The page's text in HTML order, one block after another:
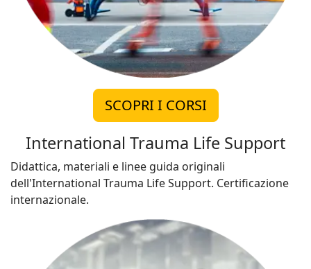
SCOPRI I CORSI
International Trauma Life Support
Didattica, materiali e linee guida originali
dell'International Trauma Life Support. Certificazione
internazionale.